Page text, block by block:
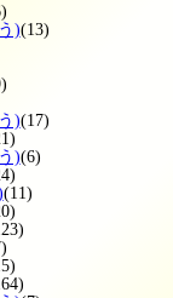
)(13)
)(17)
)(6)
(11)